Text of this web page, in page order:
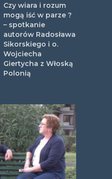
Czy wiara i rozum
mogą iść w parze ?
– spotkanie
autorów Radosława
Sikorskiego i o.
Wojciecha
Giertycha z Włoską
Polonią